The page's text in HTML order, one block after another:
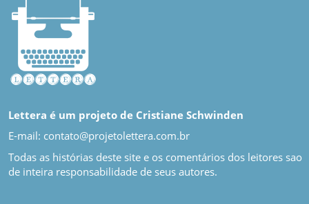
Lettera é um projeto de Cristiane Schwinden
E-mail: contato@projetolettera.com.br
Todas as histórias deste site e os comentários dos leitores sao
de inteira responsabilidade de seus autores.